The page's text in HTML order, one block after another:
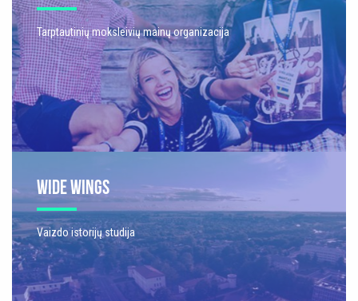
Tarptautinių moksleivių mainų organizacija
WIDE WINGS
Vaizdo istorijų studija